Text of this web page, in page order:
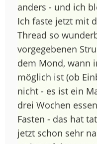
anders - und ich
Ich faste jetzt mit
Thread so
vorgegebenen
dem Mond, wann
möglich ist (ob
nicht - es ist ein
drei Wochen
Fasten - das hat
jetzt schon sehr